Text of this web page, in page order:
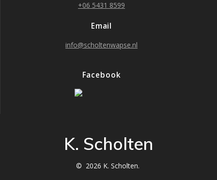
+06 5431 8599
Email
info@scholtenwapse.nl
Facebook
K. Scholten
© 2026 K. Scholten.